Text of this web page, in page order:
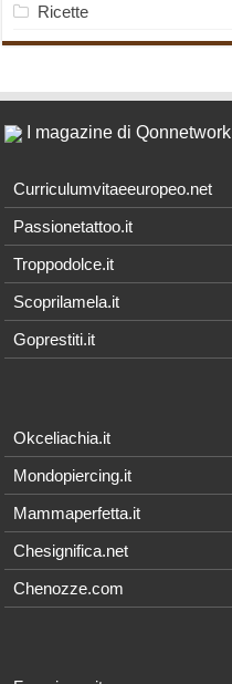
Ricette
I magazine di Qonnetwork
Curriculumvitaeeuropeo.net
Passionetattoo.it
Troppodolce.it
Scoprilamela.it
Goprestiti.it
Okceliachia.it
Mondopiercing.it
Mammaperfetta.it
Chesignifica.net
Chenozze.com